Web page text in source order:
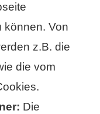
können. Von
z.B. die
die vom
Die